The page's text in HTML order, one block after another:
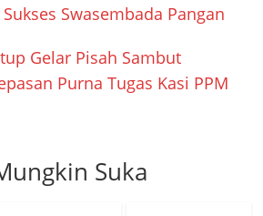
Swasembada Pangan
Gelar Pisah Sambut
Purna Tugas Kasi PPM
Suka